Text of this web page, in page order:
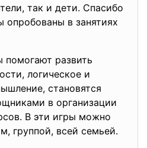
так и дети. Спасибо
опробованы в занятиях
помогают развить
логическое и
становятся
в организации
В эти игры можно
группой, всей семьей.